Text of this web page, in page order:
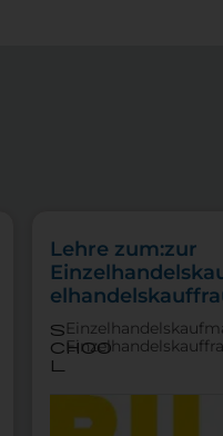
Lehre zum:zur
Schwerpunkt
s
choo
l